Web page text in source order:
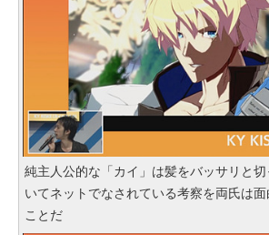
純主人公的な「カイ」は髪をバッサリと
いてネットでなされている考察を両氏は
ことだ